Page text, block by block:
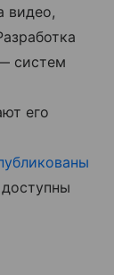
видео,
систем
его